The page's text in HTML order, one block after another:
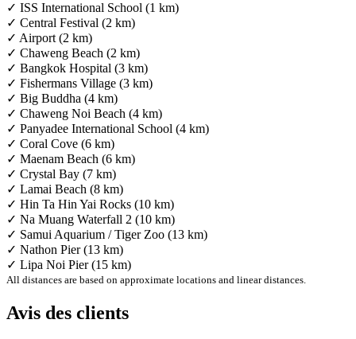
✓ ISS International School (1 km)
✓ Central Festival (2 km)
✓ Airport (2 km)
✓ Chaweng Beach (2 km)
✓ Bangkok Hospital (3 km)
✓ Fishermans Village (3 km)
✓ Big Buddha (4 km)
✓ Chaweng Noi Beach (4 km)
✓ Panyadee International School (4 km)
✓ Coral Cove (6 km)
✓ Maenam Beach (6 km)
✓ Crystal Bay (7 km)
✓ Lamai Beach (8 km)
✓ Hin Ta Hin Yai Rocks (10 km)
✓ Na Muang Waterfall 2 (10 km)
✓ Samui Aquarium / Tiger Zoo (13 km)
✓ Nathon Pier (13 km)
✓ Lipa Noi Pier (15 km)
All distances are based on approximate locations and linear distances.
Avis des clients